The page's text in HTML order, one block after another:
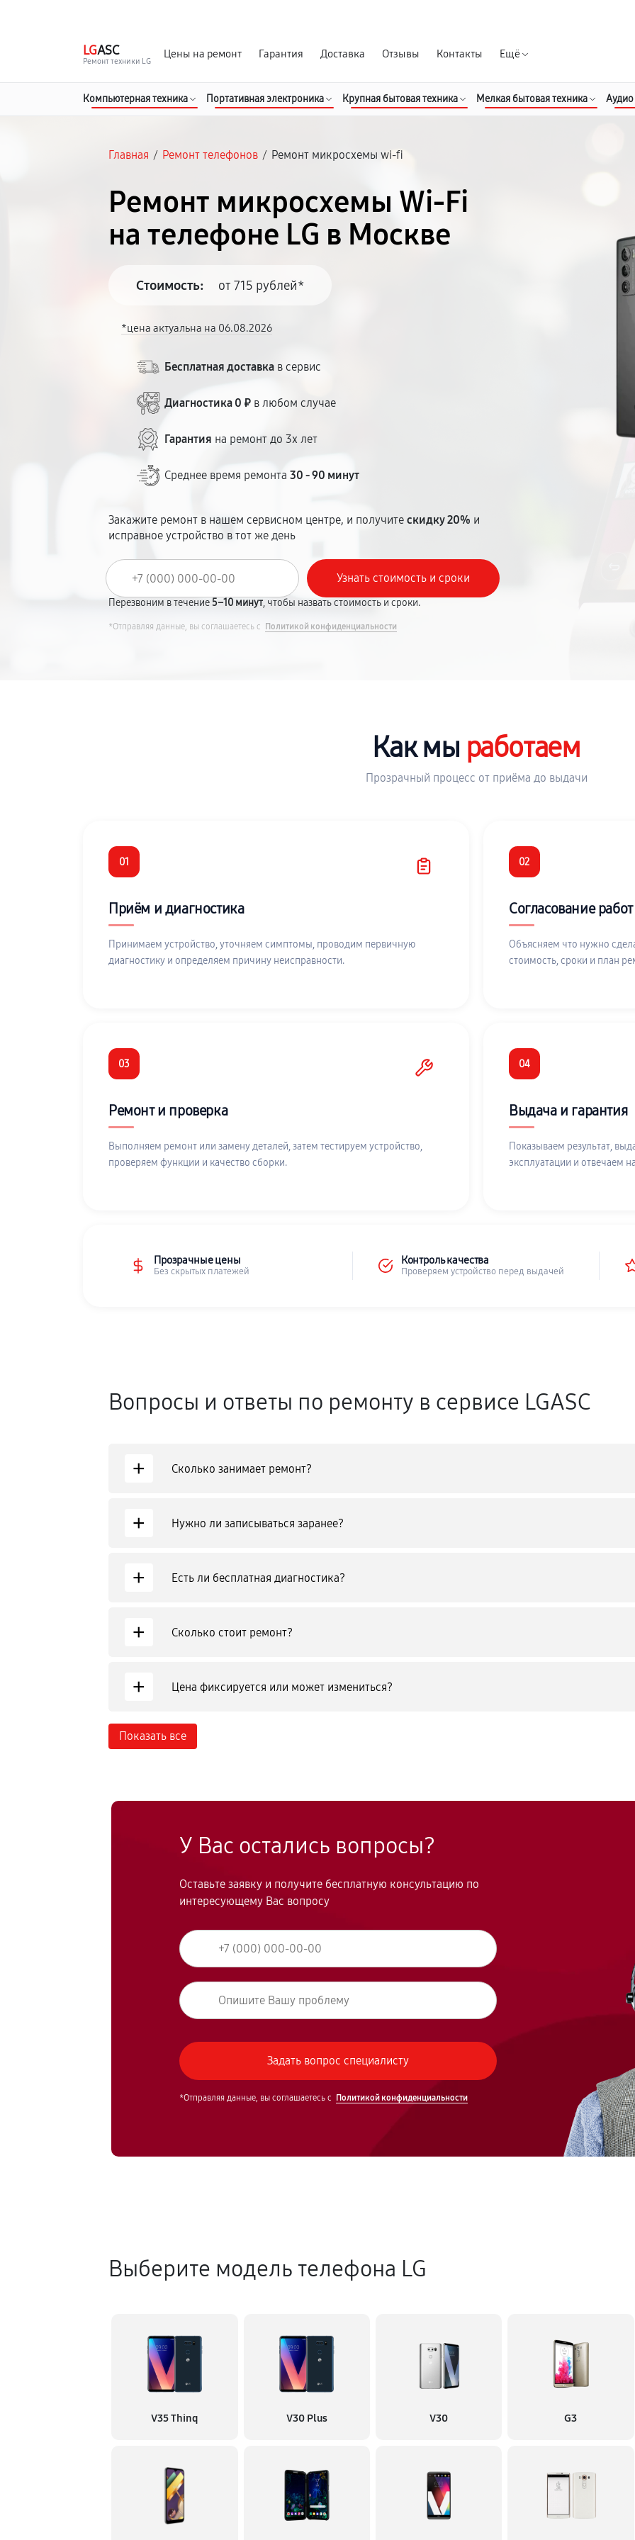
LGASC
Ремонт техники LG
Цены на ремонт Гарантия Доставка Отзывы Контакты Ещё
Компьютерная техника Портативная электроника Крупная бытовая техника Мелкая бытовая техника Аудио
Главная / Ремонт телефонов / Ремонт микросхемы wi-fi
Ремонт микросхемы Wi-Fi
на телефоне LG в Москве
Стоимость: от 715 рублей*
*цена актуальна на 06.08.2026
Бесплатная доставка в сервис
Диагностика 0 ₽ в любом случае
Гарантия на ремонт до 3х лет
Среднее время ремонта30 - 90 минут
Закажите ремонт в нашем сервисном центре, и получитескидку 20% и
исправное устройство в тот же день
Перезвоним в течение5–10 минут, чтобы назвать стоимость и сроки.
*Отправляя данные, вы соглашаетесь с Политикой конфиденциальности
Как мы работаем
Прозрачный процесс от приёма до выдачи
01
Приём и диагностика
Принимаем устройство, уточняем симптомы, проводим первичную
диагностику и определяем причину неисправности.
02
Согласование работ
Объясняем что нужно
стоимость, сроки и план
03
Ремонт и проверка
Выполняем ремонт или замену деталей, затем тестируем устройство,
проверяем функции и качество сборки.
04
Выдача и гарантия
Показываем результат,
эксплуатации и отвечаем
Прозрачные цены
Без скрытых платежей
Контроль качества
Проверяем устройство перед выдачей
Вопросы и ответы по ремонту в сервисе LGASC
+ Сколько занимает ремонт?
+ Нужно ли записываться заранее?
+ Есть ли бесплатная диагностика?
+ Сколько стоит ремонт?
+ Цена фиксируется или может измениться?
Показать все
У Вас остались вопросы?
Оставьте заявку и получите бесплатную консультацию по
интересующему Вас вопросу
*Отправляя данные, вы соглашаетесь с Политикой конфиденциальности
Выберите модель телефона LG
V35 Thinq V30 Plus V30 G3